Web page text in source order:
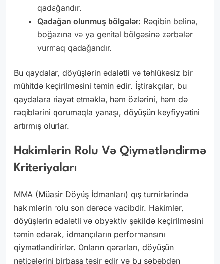
qadağandır.
Qadağan olunmuş bölgələr: Rəqibin belinə,
boğazına və ya genital bölgəsinə zərbələr
vurmaq qadağandır.
Bu qaydalar, döyüşlərin ədalətli və təhlükəsiz bir
mühitdə keçirilməsini təmin edir. İştirakçılar, bu
qaydalara riayət etməklə, həm özlərini, həm də
rəqiblərini qorumaqla yanaşı, döyüşün keyfiyyətini
artırmış olurlar.
Hakimlərin Rolu Və Qiymətləndirmə
Kriteriyaları
MMA (Müasir Döyüş İdmanları) qış turnirlərində
hakimlərin rolu son dərəcə vacibdir. Hakimlər,
döyüşlərin ədalətli və obyektiv şəkildə keçirilməsini
təmin edərək, idmançıların performansını
qiymətləndirirlər. Onların qərarları, döyüşün
nəticələrini birbaşa təsir edir və bu səbəbdən